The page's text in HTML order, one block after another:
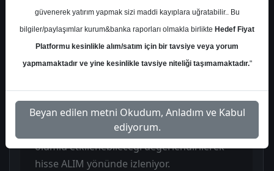
çabalarının güçlenebileceğini vurguluyor.
Analist, mart başından beri etkili olan jeo-
politik tansiyon artışından en olumsuz
etkilenen iki majör sektör endeksi olan
alandaki görece rahatlamadan en ciddi
faydayı sağlayabilecek alanlar olabileceğini
düşünüyor. Bu çerçevede THYAO’nun da
olumlu etkilenebileceği değerlendirilerek
hisse ALIM yönünde izleniyor.
güvenerek yatırım yapmak sizi maddi kayıplara uğratabilir.. Bu
bilgiler/paylaşımlar kurum&banka raporları olmakla birlikte Hedef Fiyat
Platformu kesinlikle alım/satım için bir tavsiye veya yorum
yapmamaktadır ve yine kesinlikle tavsiye niteliği taşımamaktadır."
Beyan edilen metni Okudum, Anladım ve Kabul
ediyorum.